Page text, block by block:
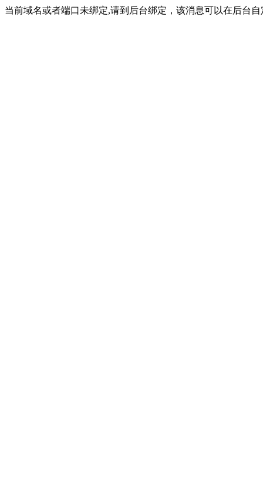
当前域名或者端口未绑定,请到后台绑定，该消息可以在后台自